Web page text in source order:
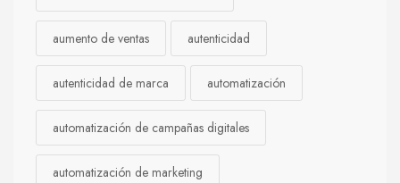
aumento de ventas autenticidad
autenticidad de marca automatización
automatización de campañas digitales
automatización de marketing